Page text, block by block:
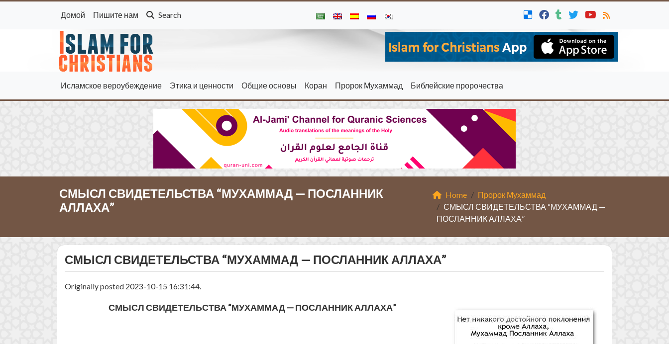
Домой Пишите нам Search
Исламское вероубеждение Этика и ценности Общие основы Коран Пророк Мухаммад Библейские пророчества
СМЫСЛ СВИДЕ­ТЕЛЬСТВА “МУХАММАД — ПОСЛАННИК
АЛЛАХА”
Home
Пророк Мухаммад
СМЫСЛ СВИДЕ­ТЕЛЬСТВА “МУХАММАД —
ПОСЛАННИК АЛЛАХА”
СМЫСЛ СВИДЕ­ТЕЛЬСТВА “МУХАММАД — ПОСЛАННИК АЛЛАХА”
Originally posted 2023-10-15 16:31:44.
СМЫСЛ СВИДЕ­ТЕЛЬСТВА “МУХАММАД — ПОСЛАННИК АЛЛАХА”